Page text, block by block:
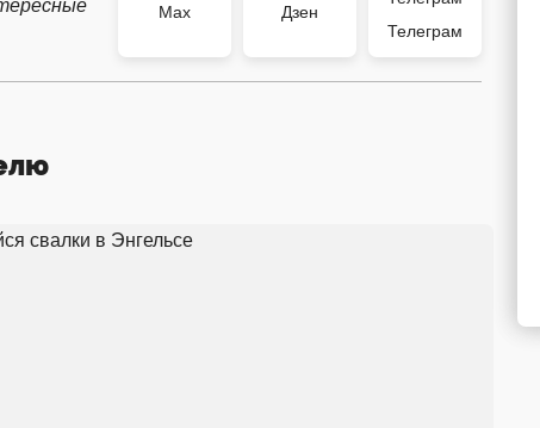
Max
Дзен
Телеграм